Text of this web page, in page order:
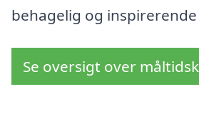
behagelig og
Se oversigt over